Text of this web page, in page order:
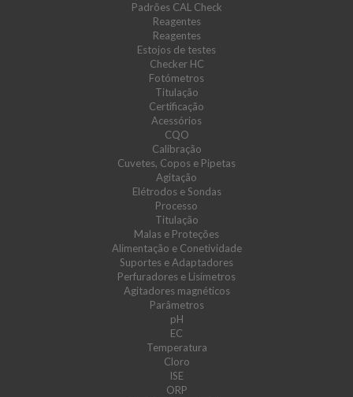
Padrões CAL Check
Reagentes
Reagentes
Estojos de testes
Checker HC
Fotómetros
Titulação
Certificação
Acessórios
CQO
Calibração
Cuvetes, Copos e Pipetas
Agitação
Elétrodos e Sondas
Processo
Titulação
Malas e Proteções
Alimentação e Conetividade
Suportes e Adaptadores
Perfuradores e Lisímetros
Agitadores magnéticos
Parâmetros
pH
EC
Temperatura
Cloro
ISE
ORP